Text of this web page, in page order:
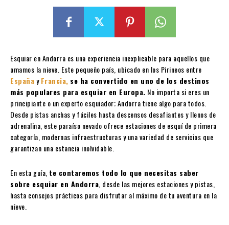
Esquiar en Andorra es una experiencia inexplicable para aquellos que
amamos la nieve. Este pequeño país, ubicado en los Pirineos entre
EspañayFrancia, se ha convertido en uno de los destinos
más populares para esquiar en Europa. No importa si eres un
principiante o un experto esquiador; Andorra tiene algo para todos.
Desde pistas anchas y fáciles hasta descensos desafiantes y llenos de
adrenalina, este paraíso nevado ofrece estaciones de esquí de primera
categoría, modernas infraestructuras y una variedad de servicios que
garantizan una estancia inolvidable.
En esta guía, te contaremos todo lo que necesitas saber
sobre esquiar en Andorra, desde las mejores estaciones y pistas,
hasta consejos prácticos para disfrutar al máximo de tu aventura en la
nieve.